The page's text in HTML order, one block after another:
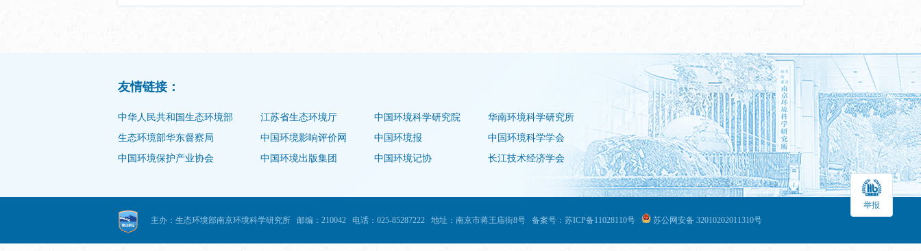
友情链接：
中华人民共和国生态环境部
生态环境部华东督察局
中国环境保护产业协会
江苏省生态环境厅
中国环境影响评价网
中国环境出版集团
中国环境科学研究院
中国环境报
中国环境记协
华南环境科学研究所
中国环境科学学会
长江技术经济学会
主办：生态环境部南京环境科学研究所 邮编：210042 电话：025-85287222 地址：南京市蒋王庙街8号 备案号：苏ICP备11028110号 苏公网安备 32010202011310号
举报